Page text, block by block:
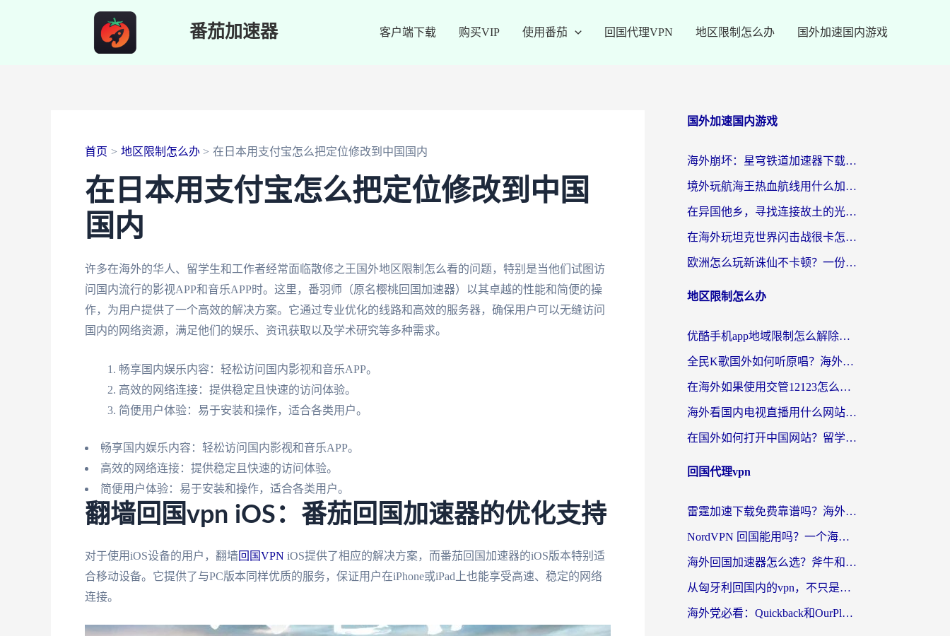
番茄加速器 客户端下载 购买VIP 使用番茄 回国代理VPN 地区限制怎么办 国外加速国内游戏
首页 地区限制怎么办 在日本用支付宝怎么把定位修改到中国国内
在日本用支付宝怎么把定位修改到中国
国内
许多在海外的华人、留学生和工作者经常面临散修之王国外地区限制怎么看的问题，特别是当他们试图访
问国内流行的影视APP和音乐APP时。这里，番羽师（原名樱桃回国加速器）以其卓越的性能和简便的操
作，为用户提供了一个高效的解决方案。它通过专业优化的线路和高效的服务器，确保用户可以无缝访问
国内的网络资源，满足他们的娱乐、资讯获取以及学术研究等多种需求。
畅享国内娱乐内容：轻松访问国内影视和音乐APP。
高效的网络连接：提供稳定且快速的访问体验。
简便用户体验：易于安装和操作，适合各类用户。
畅享国内娱乐内容：轻松访问国内影视和音乐APP。
高效的网络连接：提供稳定且快速的访问体验。
简便用户体验：易于安装和操作，适合各类用户。
翻墙回国vpn iOS：番茄回国加速器的优化支持
对于使用iOS设备的用户，翻墙回国VPN iOS提供了相应的解决方案，而番茄回国加速器的iOS版本特别适
合移动设备。它提供了与PC版本同样优质的服务，保证用户在iPhone或iPad上也能享受高速、稳定的网络
连接。
国外加速国内游戏
海外崩坏：星穹铁道加速器下载安装：一份给游子的终极网络指南
境外玩航海王热血航线用什么加速器？2026海外玩家实测最优方案（附欧洲问道堡垒前线加速技巧）
在异国他乡，寻找连接故土的光明大陆免费加速器
在海外玩坦克世界闪击战很卡怎么办？老玩家亲测有效的加速器选择指南
欧洲怎么玩新诛仙不卡顿？一份给海外游子的国服游戏畅玩指南
地区限制怎么办
优酷手机app地域限制怎么解除？海外党亲测有效的追剧方案
全民K歌国外如何听原唱？海外党亲测有效的回国加速器选择指南
在海外如果使用交管12123怎么处理？留学生亲测有效的回国加速方案
海外看国内电视直播用什么网站比较好？一篇解决你所有追剧难题的实用指南
在国外如何打开中国网站？留学生与海外华人的无缝访问指南
回国代理vpn
雷霆加速下载免费靠谱吗？海外党选回国加速器的避坑指南（附热门工具对比）
NordVPN 回国能用吗？一个海外用户必须面对的真实困境
海外回国加速器怎么选？斧牛和海龟哪个好？一篇帮你避开坑的实用指南
从匈牙利回国内的vpn，不只是为了刷剧那么简单
海外党必看：Quickback和OurPlay好用吗？3分钟选对回国加速器，无缝刷剧玩游戏